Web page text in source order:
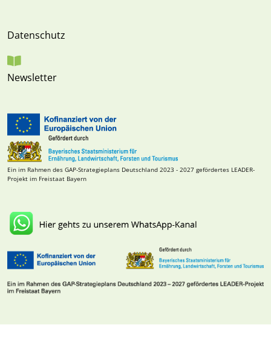
Datenschutz
Newsletter
Ein im Rahmen des GAP-Strategieplans Deutschland 2023 - 2027 gefördertes LEADER-
Projekt im Freistaat Bayern